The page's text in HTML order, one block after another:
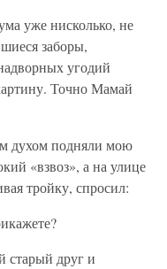
уже нисколько, не
заборы,
угодий
Точно Мамай
духом подняли мою
«взвоз», а на улице
тройку, спросил:
старый друг и